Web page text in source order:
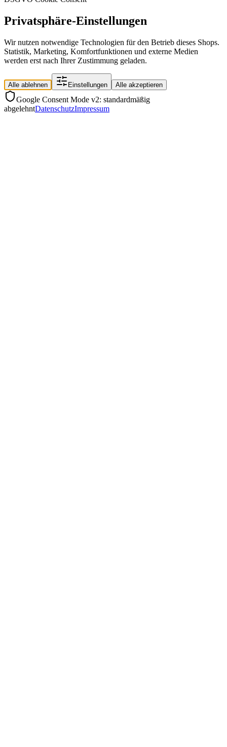
Privatsphäre-Einstellungen
Wir nutzen notwendige Technologien für den Betrieb dieses Shops.
Statistik, Marketing, Komfortfunktionen und externe Medien
werden erst nach Ihrer Zustimmung geladen.
Alle ablehnen Einstellungen Alle akzeptieren
Google Consent Mode v2: standardmäßig
abgelehntDatenschutzImpressum